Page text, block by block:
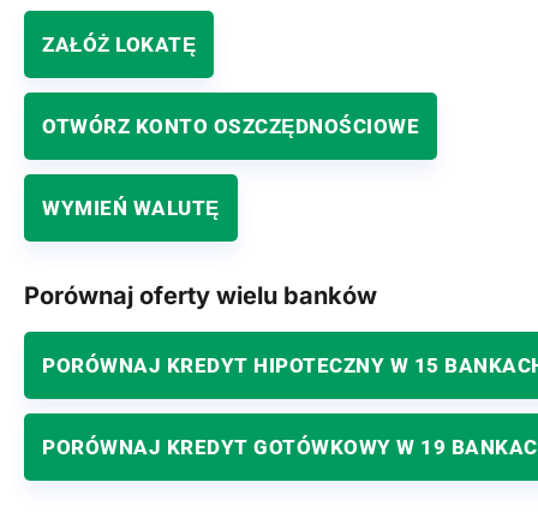
ZAŁÓŻ LOKATĘ
OTWÓRZ KONTO OSZCZĘDNOŚCIOWE
WYMIEŃ WALUTĘ
Porównaj oferty wielu banków
PORÓWNAJ KREDYT HIPOTECZNY W 15
PORÓWNAJ KREDYT GOTÓWKOWY W 19